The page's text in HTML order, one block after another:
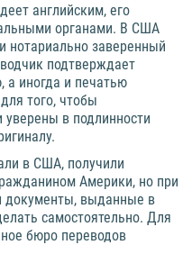
английским, его
органами. В США
нотариально заверенный
подтверждает
а иногда и печатью
того, чтобы
в подлинности
в США, получили
Америки, но при
документы, выданные в
самостоятельно. Для
бюро переводов